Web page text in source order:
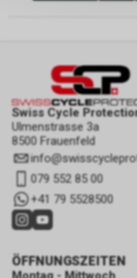
Swiss Cycle
Ulmenstrasse 3a
8500 Frauenfeld
info@
079 552 85 00
+41 79 5528500
ÖFFNUNGSZEITEN